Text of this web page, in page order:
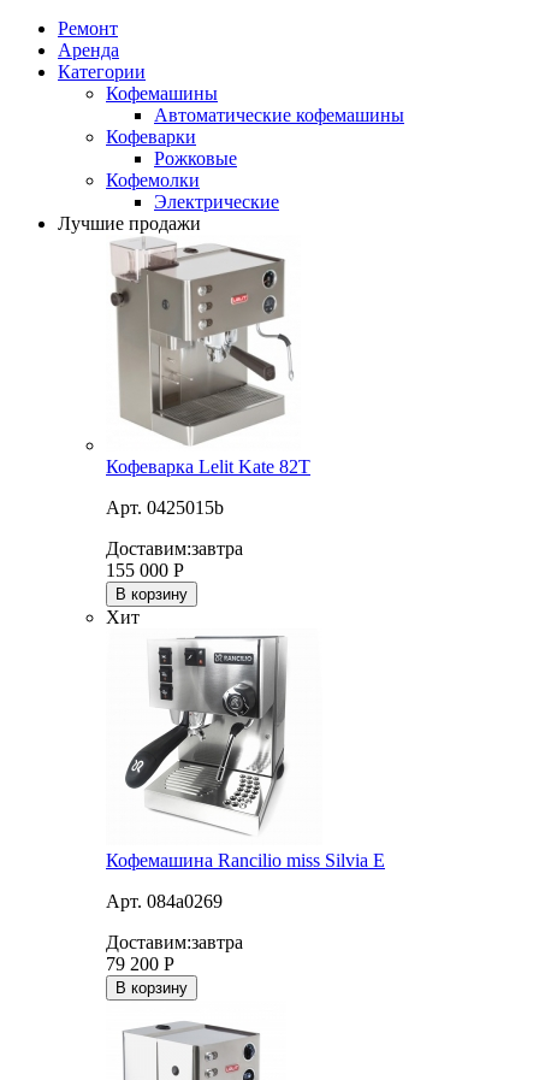
Ремонт
Аренда
Категории
Кофемашины
Автоматические кофемашины
Кофеварки
Рожковые
Кофемолки
Электрические
Лучшие продажи
Кофеварка Lelit Kate 82T
Арт. 0425015b
Доставим:завтра
155 000 Р
В корзину
Хит
Кофемашина Rancilio miss Silvia E
Арт. 084a0269
Доставим:завтра
79 200 Р
В корзину